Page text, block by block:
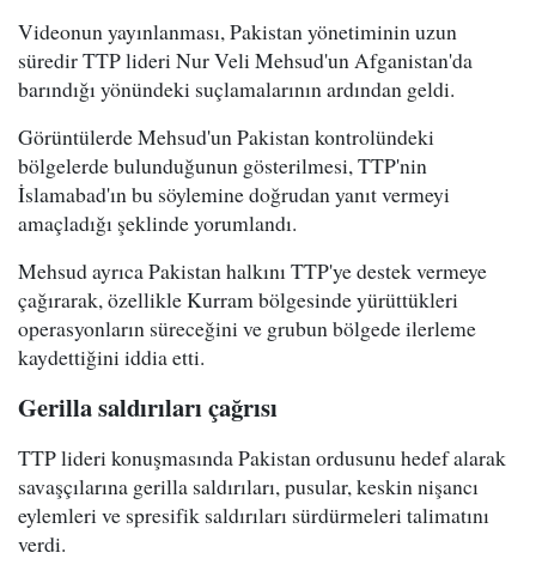
Videonun yayınlanması, Pakistan yönetiminin uzun
süredir TTP lideri Nur Veli Mehsud'un Afganistan'da
barındığı yönündeki suçlamalarının ardından geldi.
Görüntülerde Mehsud'un Pakistan kontrolündeki
bölgelerde bulunduğunun gösterilmesi, TTP'nin
İslamabad'ın bu söylemine doğrudan yanıt vermeyi
amaçladığı şeklinde yorumlandı.
Mehsud ayrıca Pakistan halkını TTP'ye destek vermeye
çağırarak, özellikle Kurram bölgesinde yürüttükleri
operasyonların süreceğini ve grubun bölgede ilerleme
kaydettiğini iddia etti.
Gerilla saldırıları çağrısı
TTP lideri konuşmasında Pakistan ordusunu hedef alarak
savaşçılarına gerilla saldırıları, pusular, keskin nişancı
eylemleri ve spresifik saldırıları sürdürmeleri talimatını
verdi.